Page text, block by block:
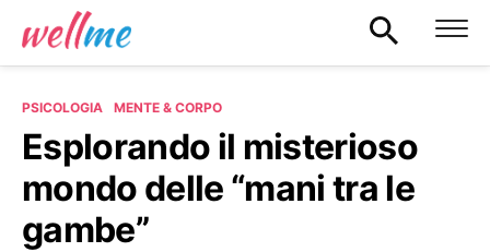
PSICOLOGIA MENTE & CORPO
Esplorando il misterioso
mondo delle “mani tra le
gambe”